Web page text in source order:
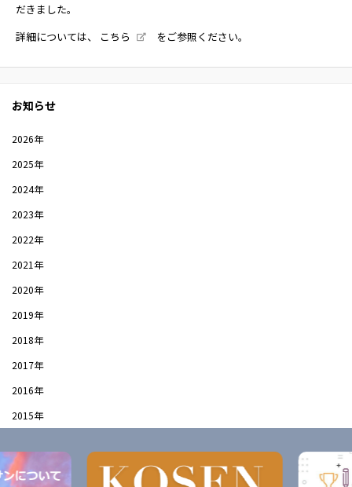
だきました。
詳細については、
こちら をご参照ください。
お知らせ
2026年
2025年
2024年
2023年
2022年
2021年
2020年
2019年
2018年
2017年
2016年
2015年